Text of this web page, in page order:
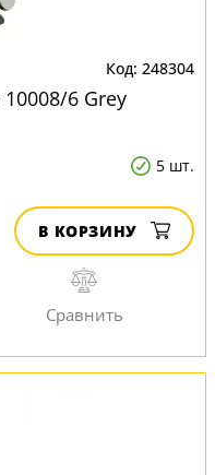
248304
6 Grey
5 шт.
В КОРЗИНУ